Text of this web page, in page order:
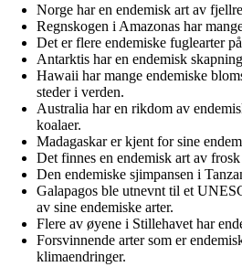
Norge har en endemisk art av
Regnskogen i Amazonas har
Det er flere endemiske fuglearter
Antarktis har en endemisk
Hawaii har mange endemiske
steder i verden.
Australia har en rikdom av
koalaer.
Madagaskar er kjent for sine
Det finnes en endemisk art av
Den endemiske sjimpansen i
Galapagos ble utnevnt til et
av sine endemiske arter.
Flere av øyene i Stillehavet har
Forsvinnende arter som er
klimaendringer.